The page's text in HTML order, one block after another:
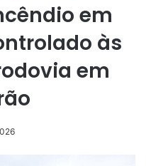
em
às
em